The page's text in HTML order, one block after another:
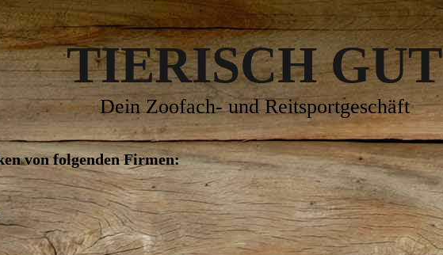
TIERISCH GUT
Dein Zoofach- und Reitsportgeschäft
von folgenden Firmen: